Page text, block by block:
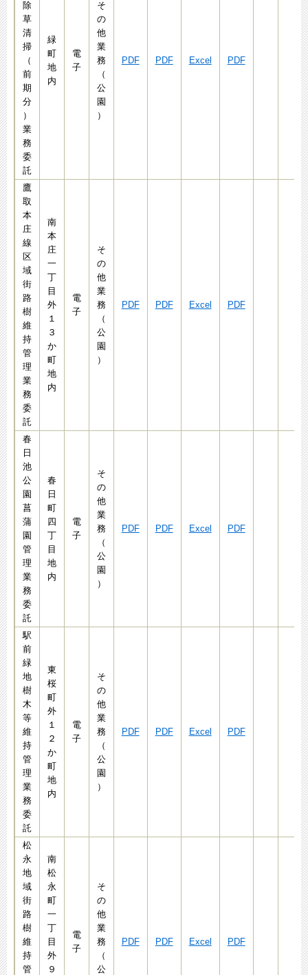
除
草
清
掃
（
前
期
分
）
業
務
委
託
緑
町
地
内
電
子
そ
の
他
業
務
（
公
園
）
PDF PDF Excel PDF
鷹
取
本
庄
線
区
域
街
路
樹
維
持
管
理
業
務
委
託
南
本
庄
一
丁
目
外
１
３
か
町
地
内
電
子
そ
の
他
業
務
（
公
園
）
PDF PDF Excel PDF
春
日
池
公
園
菖
蒲
園
管
理
業
務
委
託
春
日
町
四
丁
目
地
内
電
子
そ
の
他
業
務
（
公
園
）
PDF PDF Excel PDF
駅
前
緑
地
樹
木
等
維
持
管
理
業
務
委
託
東
桜
町
外
１
２
か
町
地
内
電
子
そ
の
他
業
務
（
公
園
）
PDF PDF Excel PDF
松
永
地
域
街
路
樹
維
持
管
南
松
永
町
一
丁
目
外
９
電
子
そ
の
他
業
務
（
公
PDF PDF Excel PDF